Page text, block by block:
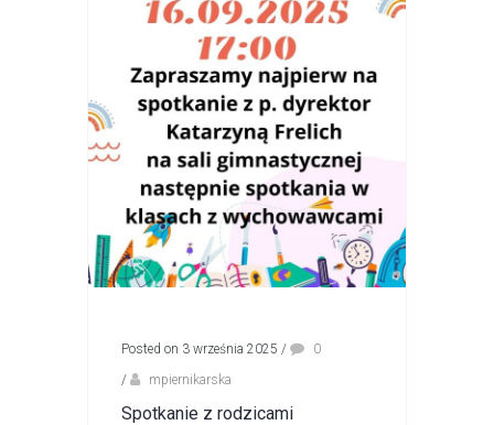
Posted on 3 września 2025 /
0
/
mpiernikarska
Spotkanie z rodzicami